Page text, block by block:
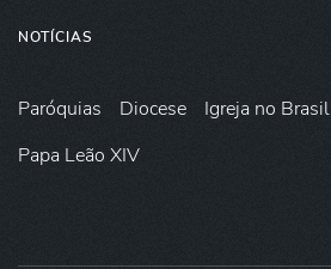
NOTÍCIAS
Paróquias Diocese Igreja no Brasil
Papa Leão XIV